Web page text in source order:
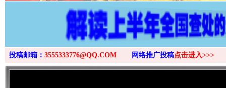
投稿邮箱： 3555333776@QQ.COM 网络推广投稿点击进入>>>